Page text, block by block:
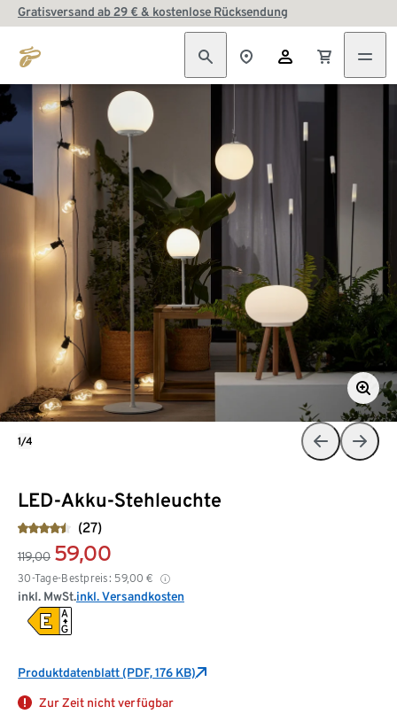
Gratisversand ab 29 € & kostenlose Rücksendung
LED-Akku-Stehleuchte
(27)
119,00 59,00
30-Tage-Bestpreis: 59,00 €
inkl. MwSt.inkl. Versandkosten
Produktdatenblatt (PDF, 176 KB)
Zur Zeit nicht verfügbar
1/4